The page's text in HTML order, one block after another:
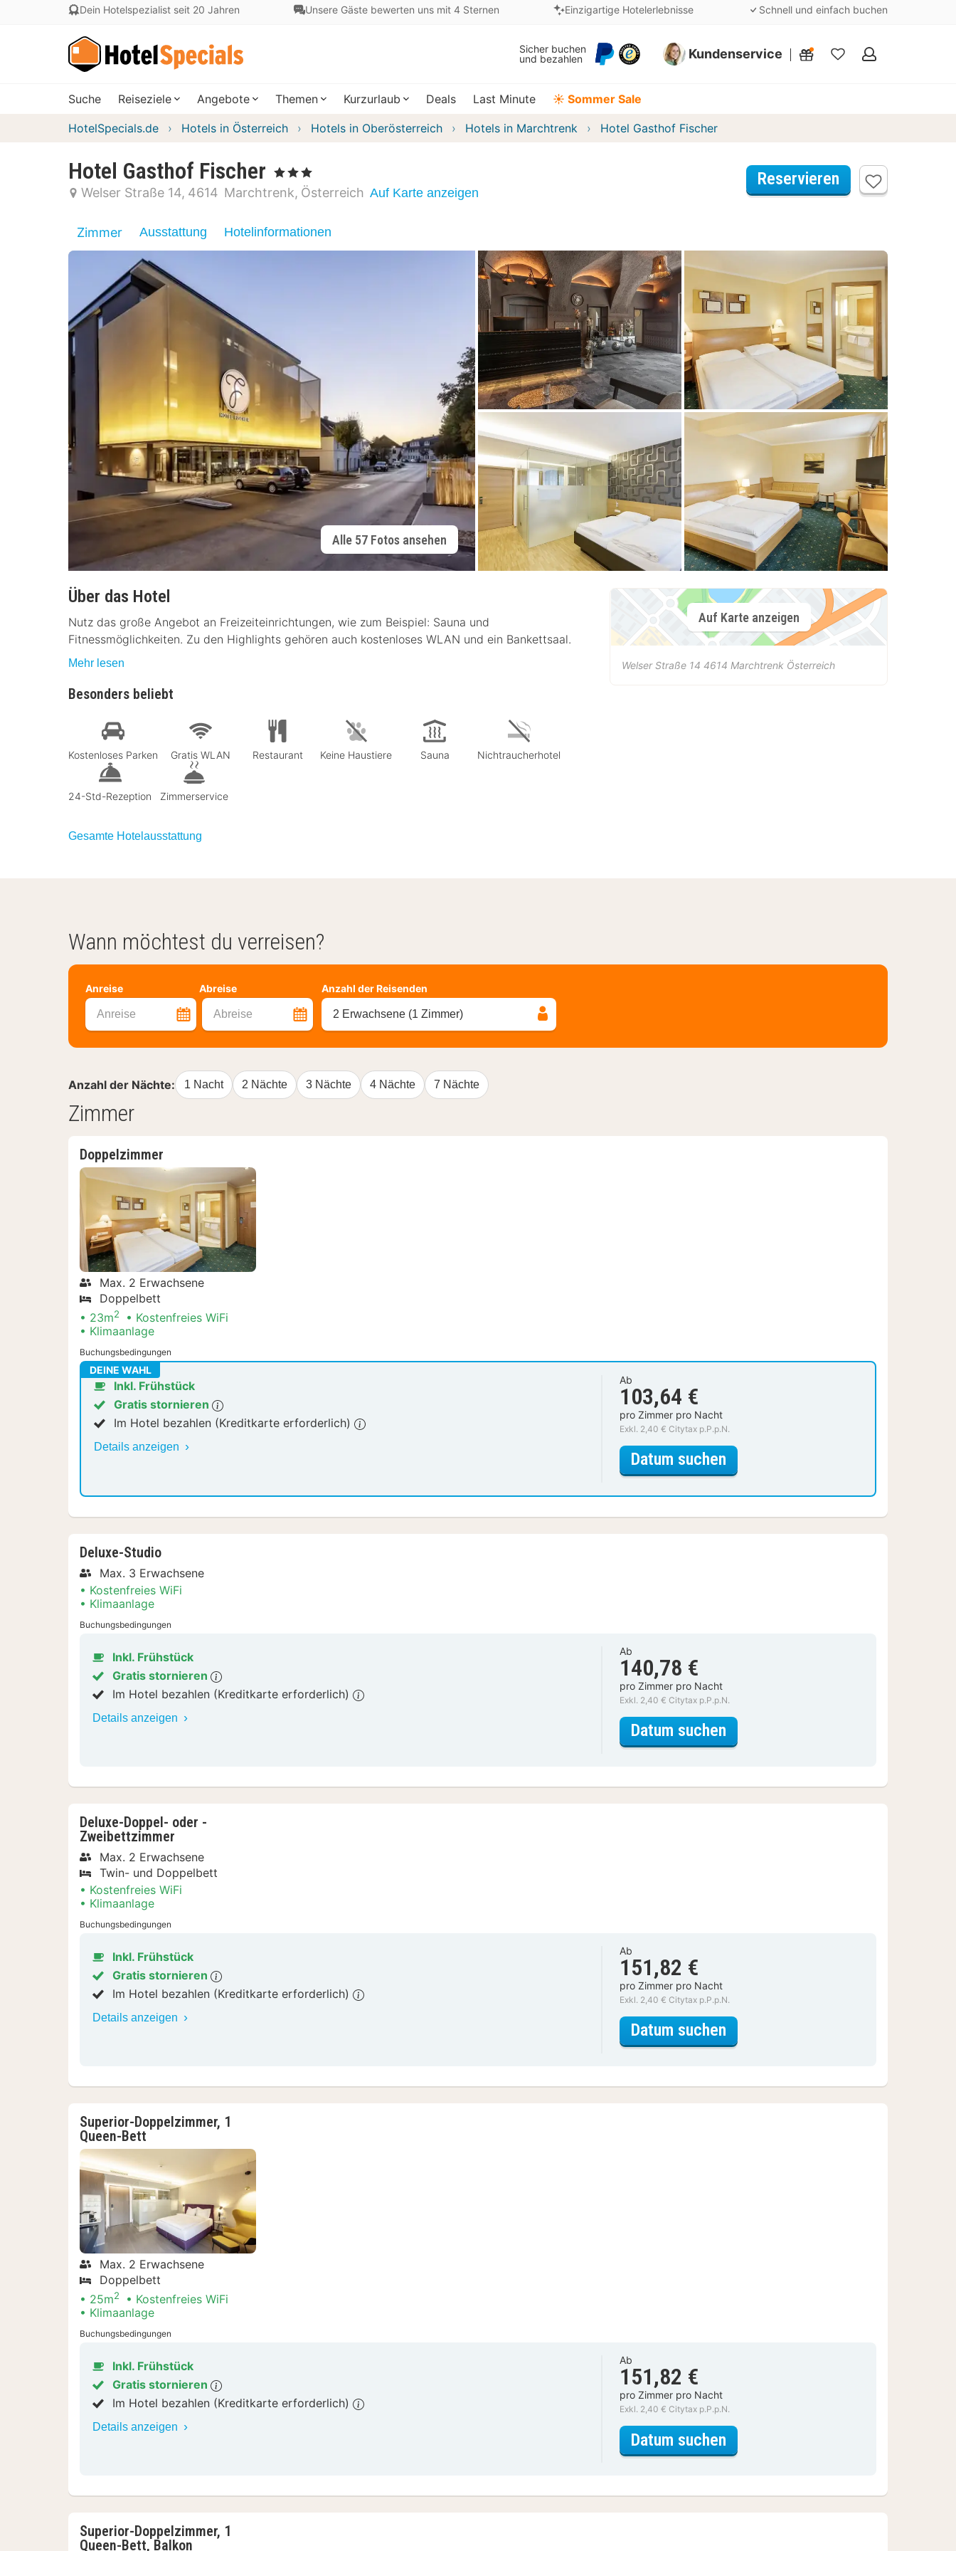
Dein Hotelspezialist seit 20 Jahren Unsere Gäste bewerten uns mit 4 Sternen Einzigartige Hotelerlebnisse Schnell und einfach buchen
Sicher buchen
und bezahlen
Kundenservice
Meine
Suche Reiseziele Angebote Themen Kurzurlaub Deals Last Minute ☀️ Sommer Sale
HotelSpecials.de Hotels in Österreich Hotels in Oberösterreich Hotels in Marchtrenk Hotel Gasthof Fischer
Hotel Gasthof Fischer , 3 Sterne
Welser Straße 14 4614 Marchtrenk Österreich Auf Karte anzeigen
Reservieren
Zimmer Ausstattung Hotelinformationen
Alle 57 Fotos ansehen
Über das Hotel
Nutz das große Angebot an Freizeiteinrichtungen, wie zum Beispiel: Sauna und
Fitnessmöglichkeiten. Zu den Highlights gehören auch kostenloses WLAN und ein Bankettsaal.
Mehr lesen
Besonders beliebt
Kostenloses Parken Gratis WLAN Restaurant Keine Haustiere Sauna Nichtraucherhotel
24-Std-Rezeption Zimmerservice
Gesamte Hotelausstattung
Auf Karte anzeigen
Welser Straße 14 4614 Marchtrenk Österreich
Wann möchtest du verreisen?
Anreise Abreise
Anreise Abreise
Anzahl der Reisenden
2 Erwachsene (1 Zimmer)
Anzahl der Nächte: 1 Nacht 2 Nächte 3 Nächte 4 Nächte 7 Nächte
Zimmer
Doppelzimmer
Max. 2 Erwachsene
Doppelbett
23m2
Kostenfreies WiFi
Klimaanlage
Buchungsbedingungen
DEINE WAHL
Inkl. Frühstück
Gratis stornieren
Im Hotel bezahlen (Kreditkarte erforderlich)
Details anzeigen
Ab
103,64 €
pro Zimmer pro Nacht
Exkl. 2,40 € Citytax p.P.p.N.
Datum suchenfür Doppelzimmer
Deluxe-Studio
Max. 3 Erwachsene
Kostenfreies WiFi
Klimaanlage
Buchungsbedingungen
Inkl. Frühstück
Gratis stornieren
Im Hotel bezahlen (Kreditkarte erforderlich)
Details anzeigen
Ab
140,78 €
pro Zimmer pro Nacht
Exkl. 2,40 € Citytax p.P.p.N.
Datum suchen
Deluxe-Doppel- oder -
Zweibettzimmer
Max. 2 Erwachsene
Twin- und Doppelbett
Kostenfreies WiFi
Klimaanlage
Buchungsbedingungen
Inkl. Frühstück
Gratis stornieren
Im Hotel bezahlen (Kreditkarte erforderlich)
Details anzeigen
Ab
151,82 €
pro Zimmer pro Nacht
Exkl. 2,40 € Citytax p.P.p.N.
Datum suchen
Superior-Doppelzimmer, 1
Queen-Bett
Max. 2 Erwachsene
Doppelbett
25m2
Kostenfreies WiFi
Klimaanlage
Buchungsbedingungen
Inkl. Frühstück
Gratis stornieren
Im Hotel bezahlen (Kreditkarte erforderlich)
Details anzeigen
Ab
151,82 €
pro Zimmer pro Nacht
Exkl. 2,40 € Citytax p.P.p.N.
Datum suchen
Superior-Doppelzimmer, 1
Queen-Bett, Balkon